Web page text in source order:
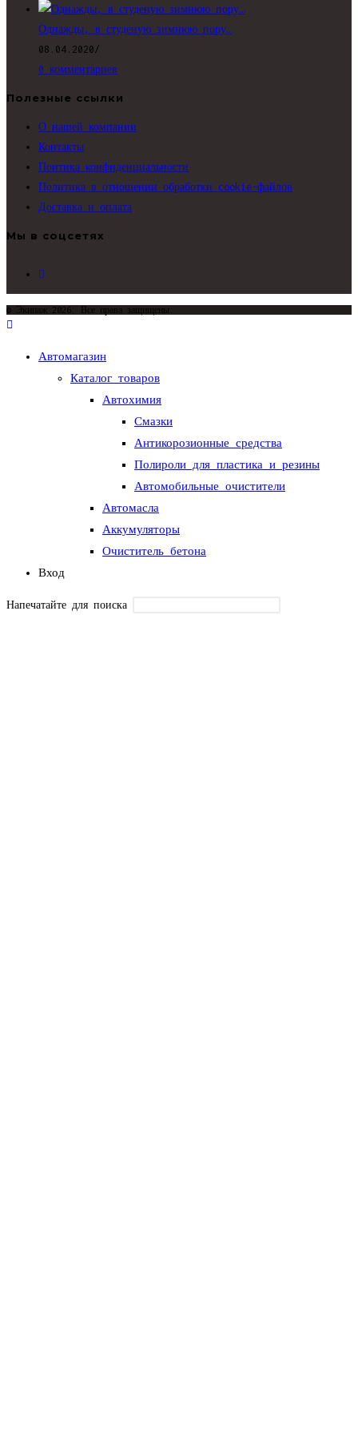
Однажды, в студеную зимнюю пору…
08.04.2020 /
0 комментариев
Полезные ссылки
О нашей компании
Контакты
Поитика конфиденциальности
Политика в отношении обработки cookie-файлов
Доставка и оплата
Мы в соцсетях
новой
© Экипаж 2026. Все права защищены.
Автомагазин
Каталог товаров
Автохимия
Смазки
Антикорозионные средства
Полироли для пластика и резины
Автомобильные очистители
Автомасла
Аккумуляторы
Очиститель бетона
Вход
Напечатайте для поиска